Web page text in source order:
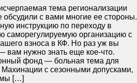
тема регионализации
с вами многие ее стороны.
инструкцию по переходу в
саморегулируемую организацию с
взноса в КФ. Но раз уж вы
вам нужно знать еще кое-что.
фонд — больная тема для
с сезонными допусками,
[…]